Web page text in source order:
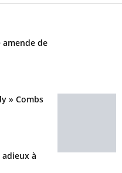
amende de
» Combs
à